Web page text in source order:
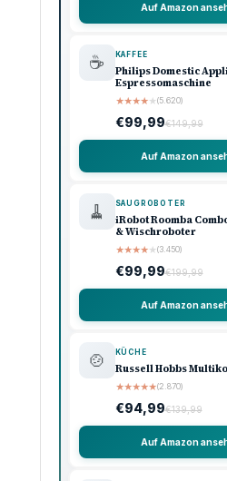
Auf Amazon
☕ KAFFEE
Philips Domestic
Espressomaschine
★★★★★(5.620)
€99,99€149,99
Auf Amazon
🧹 SAUGROBOTER
iRobot Roomba
& Wischroboter
★★★★★(3.450)
€99,99€199,99
Auf Amazon
🍲 KÜCHE
Russell Hobbs
★★★★★(2.870)
€94,99€139,99
Auf Amazon